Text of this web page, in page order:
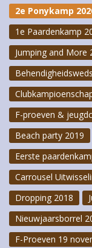
2e Ponykamp
1e Paardenkamp
Jumping and More
F-proeven &
Beach party 2019
Eerste
Carrousel
Dropping 2018
Nieuwjaarsborrel
F-Proeven 19